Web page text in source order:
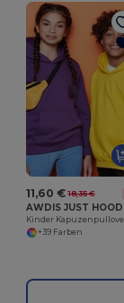
11,60 € 18,35 €
+39 Farben